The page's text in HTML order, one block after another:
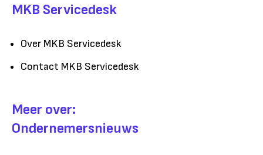
MKB Servicedesk
Over MKB Servicedesk
Contact MKB Servicedesk
Meer over:
Ondernemersnieuws